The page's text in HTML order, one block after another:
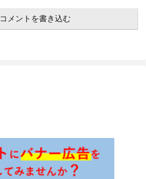
コメントを書き込む